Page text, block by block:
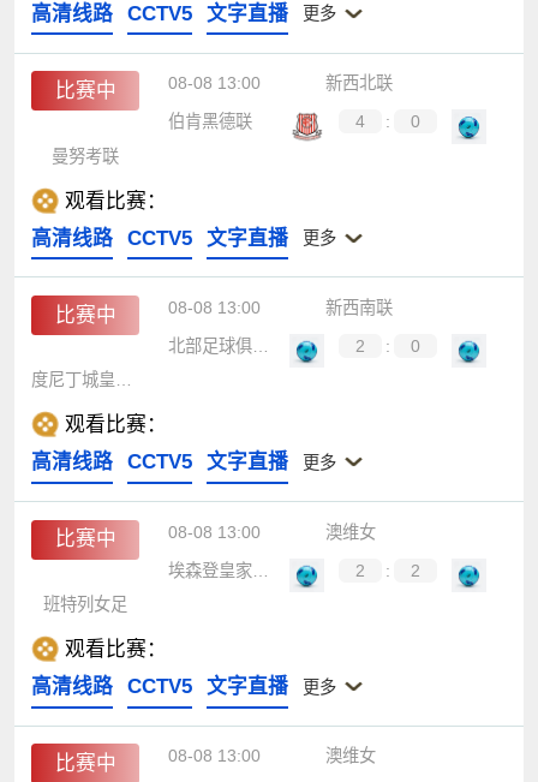
高清线路
CCTV5 文字直播 更多
比赛中 08-08 13:00
新西北联
伯肯黑德联
4 :
0
曼努考联
观看比赛：
高清线路
CCTV5 文字直播 更多
比赛中 08-08 13:00
新西南联
北部足球俱乐部
2 :
0
度尼丁城皇家队
观看比赛：
高清线路
CCTV5 文字直播 更多
比赛中 08-08 13:00
澳维女
2 :
2
班特列女足
观看比赛：
高清线路
CCTV5 文字直播 更多
比赛中 08-08 13:00 澳维女